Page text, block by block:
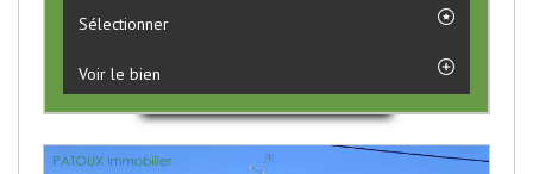
Sélectionner
Voir le bien